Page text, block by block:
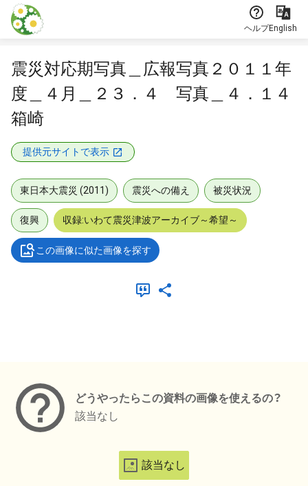
本文に飛ぶ
ヘルプEnglish
震災対応期写真＿広報写真２０１１年
度＿４月＿２３．４ 写真＿４．１４
箱崎
提供元サイトで表示
東日本大震災 (2011) 震災への備え 被災状況
復興 収録:いわて震災津波アーカイブ～希望～
この画像に似た画像を探す
どうやったらこの資料の画像を使えるの？
該当なし
該当なし